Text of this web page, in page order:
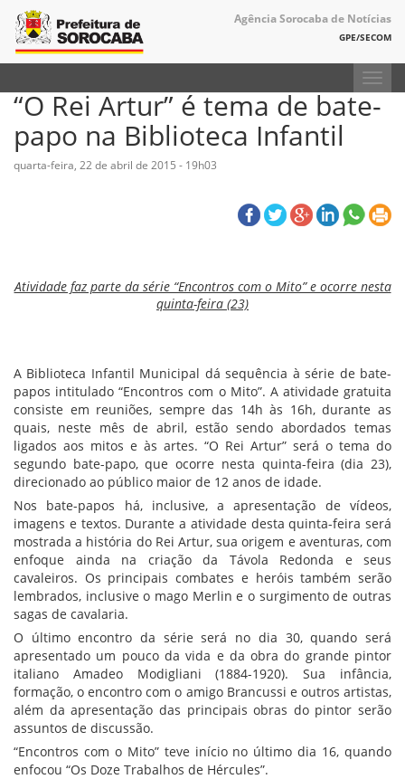
Agência Sorocaba de Notícias
GPE/SECOM
“O Rei Artur” é tema de bate-
papo na Biblioteca Infantil
quarta-feira, 22 de abril de 2015 - 19h03
Atividade faz parte da série “Encontros com o Mito” e ocorre nesta
quinta-feira (23)
A Biblioteca Infantil Municipal dá sequência à série de bate-
papos intitulado “Encontros com o Mito”. A atividade gratuita
consiste em reuniões, sempre das 14h às 16h, durante as
quais, neste mês de abril, estão sendo abordados temas
ligados aos mitos e às artes. “O Rei Artur” será o tema do
segundo bate-papo, que ocorre nesta quinta-feira (dia 23),
direcionado ao público maior de 12 anos de idade.
Nos bate-papos há, inclusive, a apresentação de vídeos,
imagens e textos. Durante a atividade desta quinta-feira será
mostrada a história do Rei Artur, sua origem e aventuras, com
enfoque ainda na criação da Távola Redonda e seus
cavaleiros. Os principais combates e heróis também serão
lembrados, inclusive o mago Merlin e o surgimento de outras
sagas de cavalaria.
O último encontro da série será no dia 30, quando será
apresentado um pouco da vida e da obra do grande pintor
italiano Amadeo Modigliani (1884-1920). Sua infância,
formação, o encontro com o amigo Brancussi e outros artistas,
além da apresentação das principais obras do pintor serão
assuntos de discussão.
“Encontros com o Mito” teve início no último dia 16, quando
enfocou “Os Doze Trabalhos de Hércules”.